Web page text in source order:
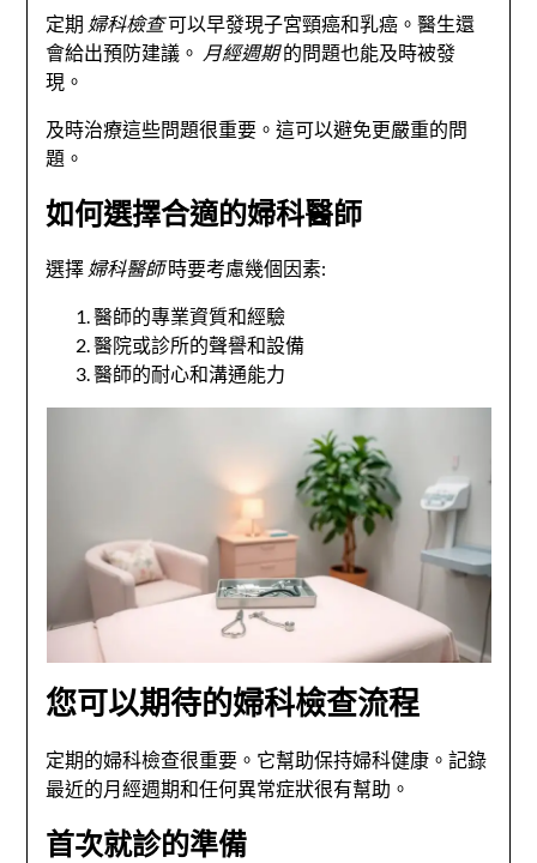
定期 婦科檢查可以早發現子宮頸癌和乳癌。醫生還
會給出預防建議。 月經週期的問題也能及時被發
現。
及時治療這些問題很重要。這可以避免更嚴重的問
題。
如何選擇合適的婦科醫師
選擇 婦科醫師時要考慮幾個因素:
醫師的專業資質和經驗
醫院或診所的聲譽和設備
醫師的耐心和溝通能力
您可以期待的婦科檢查流程
定期的婦科檢查很重要。它幫助保持婦科健康。記錄
最近的月經週期和任何異常症狀很有幫助。
首次就診的準備